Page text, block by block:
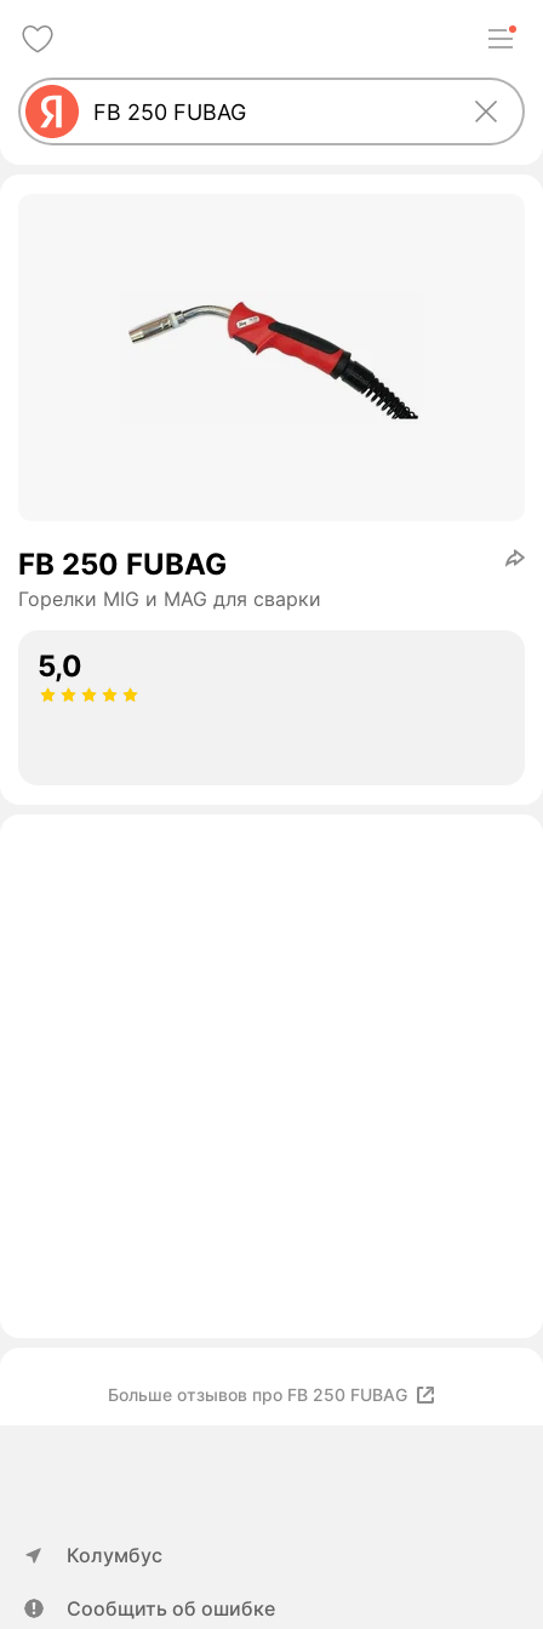
FB 250 FUBAG
Горелки MIG и MAG для сварки
5,0
Больше отзывов про FB 250 FUBAG
Колумбус
Сообщить об ошибке